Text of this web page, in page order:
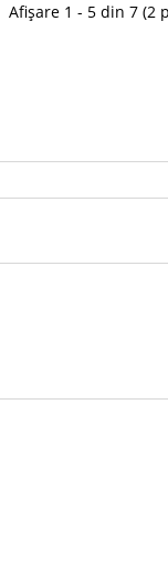
Afișare 1 - 5 din 7 (2